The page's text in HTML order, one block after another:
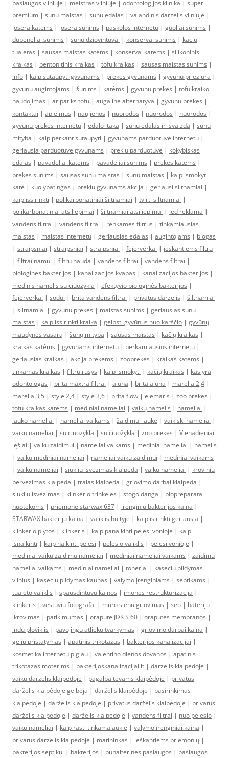
paslaugos vilniuje | meistras vilniuje | odontologijos klinika | super
premium | sunu maistas | sunu edalas | valandinis darzelis vilniuje |
josera katems | josera sunims | paskolos internetu | guoliai sunims |
dubeneliai sunims | sunu dziovintuvai | konservai sunims | kaciu
tualetas | sausas maistas katems | konservai katems | silikoninis
kraikas | bentonitinis kraikas | tofu kraikas | sausas maistas sunims |
info | kaip sutaupyti gyvunams | prekes gyvunams | gyvunu prieziura |
gyvunu augintojams | šunims | katėms | gyvunu prekes | tofu kraiko
naudojimas | ar patiks tofu | augalinė alternatyva | gyvunu prekes |
kontaktai | apie mus | naujienos | nuorodos | nuorodos | nuorodos |
gyvunu prekes internetu | edalo itaka | sunu edalas ir isvaizda | sunu
mityba | kaip perkant sutaupyti | gyvunams parduotuve internetu |
geriausia parduotuve gyvunams | prekiu parduotuve | kokybiskas
edalas | pavadeliai katems | pavadeliai sunims | prekes katems |
prekes sunims | sausas sunu maistas | sunu maistas | kaip ismokyti
kate | kuo ypatingas | prekiu gyvunams akcija | geriausi siltnamiai |
kaip issirinkti | polikarbonatiniai šiltnamiai | tvirti siltnamiai |
polikarbonatiniai atsiliepimai | šiltnamiai atsiliepimai | led reklama |
vandens filtrai | vandens filtrai | renkamės filtrus | tinkamiausias
maistas | maistas internetu | geriausias ėdalas | augintojams | blogas
| straipsniai | straipsniai | straipsniai | fejerverkai | ieskantiems filtru
| filtrai namui | filtru nauda | vandens filtrai | vandens filtrai |
biologinės bakterijos | kanalizacijos kvapas | kanalizacijos bakterijos |
medinis namelis su ciuozykla | efektyvio biologinės bakterijos |
fejerverkai | sodui | brita vandens filtrai | privatus darzelis | šiltnamiai
| siltnamiai | gyvunu prekes | maistas sunims | geriausias sunu
maistas | kaip issirinkti kraika | gelbsti gyvūnus nuo karščio | gyvūnų
maudynės vasarą | šunų mityba | sausas maistas | kačių kraikas |
kraikas katėms | gyvūnams internetu | perkamiausios internetu |
geriausias kraikas | akcija prekems | zooprekės | kraikas katems |
tinkamas kraikas | filtru rusys | kaip ismokyti | kačių kraikas | kas yra
odontologas | brita maxtra filtrai | aluna | brita aluna | marella 2,4 |
marella 3,5 | style 2,4 | style 3,6 | brita flow | elemaris | zoo prekes |
tofu kraikas katėms | mediniai nameliai | vaikų namelis | nameliai |
lauko nameliai | nameliai vaikams | žaidimui lauke | vaikiski nameliai |
vaiku nameliai | su ciuozykla | su čiuožykla | zoo prekes | Vienadieniai
lęšiai | vaiku zaidimui | nameliai vaikams | mediniai nameliai | namelis
| vaiku mediniai nameliai | nameliai vaiku zaidimui | mediniai vaikams
| vaiku nameliai | siukliu isvezimas klaipeda | vaiku nameliai | kroviniu
pervezimas klaipeda | tralas klaipeda | griovimo darbai klaipeda |
siukliu isvezimas | klinkerio trinkeles | stogo danga | biopreparatai
nuotekoms | priemone starwax 637 | irenginiu bakterijos kaina |
STARWAX bakteriju kaina | valiklis buityje | kaip isirinkti geriausia |
klinkerio plytos | klinkeris | kaip panaikinti pelesi vonioje | kaip
isnaikinti | kaip naikinti pelesi | pelesio valiklis | pelesi vonioje |
mediniai vaiku zaidimu nameliai | mediniai nameliai vaikams | zaidimu
nameliai vaikams | mediniai nameliai | toneriai | kaseciu pildymas
vilnius | kaseciu pildymas kaunas | valymo įrenginiams | septikams |
tualeto valiklis | spausdintuvu kainos | imones restrukturizacija |
klinkeris | vestuviu fotografai | muro sienu griovimas | seo | bateriju
ikrovimas | patikimumas | orapute JDK S 60 | oraputes membranos |
indu ploviklis | pavojingu atlieku tvarkymas | griovimo darbai kaina |
geliu pristatymas | apatinis trikotazas | bakterijos kanalizacijai |
kosmetika internetu pigiau | valentino dienos dovanos | apatinis
trikotazas moterims | bakterijoskanalizacijai.lt | darzelis klaipedoje |
vaiku darzelis klaipedoje | pagalba tėvams klaipėdoje | privatus
darželis klaipėdoje gelbėja | darželis klaipėdoje | pasirinkimas
klaipėdoje | darželis klaipėdoje | privatus darželis klaipėdoje | privatus
darželis klaipėdoje | darželis klaipėdoje | vandens filtrai | nuo pelesio |
vaiku nameliai | kaip rasti tinkama aukle | valymo irenginiai kaina |
privatus darzelis klaipedoje | matininkas | ieškantiems priemonių |
bakterijos septikui | bakterijos | buhalterines paslaugos | paslaugos